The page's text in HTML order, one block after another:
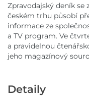
Zpravodajský deník se
českém trhu působí
informace ze
a TV program. Ve
a pravidelnou
jeho magazínový
Detaily